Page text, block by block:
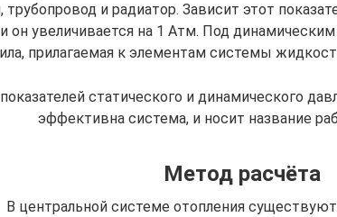
трубопровод и радиатор. Зависит этот
он увеличивается на 1 Атм. Под
прилагаемая к элементам системы
статического и динамического
эффективна система, и носит название
Метод расчёта
В центральной системе отопления существуют